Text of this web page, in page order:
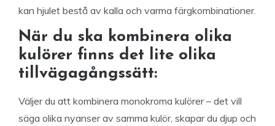
kan hjulet bestå av kalla och varma färgkombinationer.
När du ska kombinera olika
kulörer finns det lite olika
tillvägagångssätt:
Väljer du att kombinera monokroma kulörer – det vill
säga olika nyanser av samma kulör, skapar du djup och